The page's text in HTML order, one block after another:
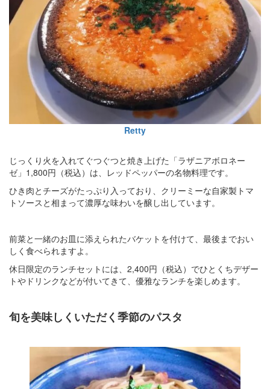
Retty
じっくり火を入れてぐつぐつと焼き上げた「ラザニアボロネー
ゼ」1,800円（税込）は、レッドペッパーの名物料理です。
ひき肉とチーズがたっぷり入っており、クリーミーな自家製トマ
トソースと相まって濃厚な味わいを醸し出しています。
前菜と一緒のお皿に添えられたバケットを付けて、最後までおい
しく食べられますよ。
休日限定のランチセットには、2,400円（税込）でひとくちデザー
トやドリンクなどが付いてきて、優雅なランチを楽しめます。
旬を美味しくいただく季節のパスタ